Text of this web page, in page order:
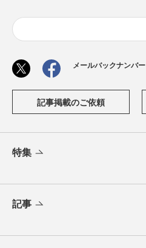
メールバックナンバー
記事掲載のご依頼
特集
記事